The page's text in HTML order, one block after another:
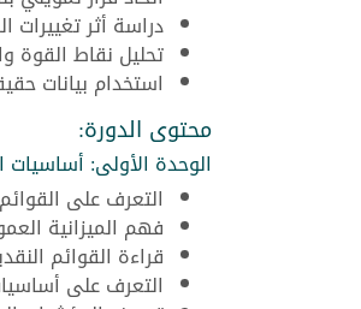
دراسة أثر تغييرات
تحليل نقاط القوة
استخدام بيانات
محتوى الدورة:
الوحدة الأولى: أساسيات
التعرف على
فهم الميزانية
قراءة القوائم
التعرف على